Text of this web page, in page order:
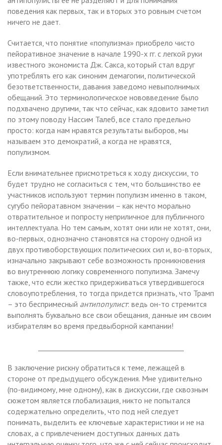
поведения как первых, так и вторых это ровным счетом
ничего не дает.
Считается, что понятие «популизма» приобрело чисто
пейоративное значение в начале 1990-х гг. с легкой руки
известного экономиста Дж. Сакса, который стал вдруг
употреблять его как синоним демагогии, политической
безответственности, давания заведомо невыполнимых
обещаний. Это терминологическое нововведение было
подхвачено другими, так что сейчас, как ядовито заметил
по этому поводу Нассим Талеб, все стало предельно
просто: когда нам нравятся результаты выборов, мы
называем это демократий, а когда не нравятся,
популизмом.
Если внимательнее присмотреться к ходу дискуссии, то
будет трудно не согласиться с тем, что большинство ее
участников используют термин популизм именно в таком,
сугубо пейоратавном значении – как нечто морально
отвратительное и попросту неприличное для публичного
интеллектуала. Но тем самым, хотят они или не хотят, они,
во-первых, однозначно становятся на сторону одной из
двух противоборствующих политических сил и, во-вторых,
изначально закрывают себе возможность проникновения
во внутреннюю логику современного популизма. Замечу
также, что если жестко придерживаться утвердившегося
словоупотребления, то тогда придется признать, что Трамп
– это беспримесный антипопулист: ведь он-то стремится
выполнять буквально все свои обещания, данные им своим
избирателям во время предвыборной кампании!
В заключение рискну обратиться к теме, лежащей в
стороне от предыдущего обсуждения. Мне удивительно
(по-видимому, мне одному), как в дискуссии, где сквозным
сюжетом является глобализация, никто не попытался
содержательно определить, что под ней следует
понимать, выделить ее ключевые характеристики и не на
словах, а с привлечением доступных данных дать